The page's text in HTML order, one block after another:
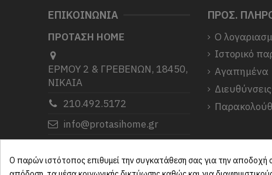
ΕΠΙΚΟΙΝΩΝΙΑ
ΠΡΟΤΑΣΗ HOME
ΕΡΜΟΥ 2 & ΓΡΕΒΕΝΩΝ, 18450,
ΝΙΚΑΙΑ
210.492.5172
info@protasihome.gr
Σας ευχαριστούμε που μας
επιλέξατε.
ΠΡΟΣ.
Ο
Ιστορικό
Αγαπημένα
Διευθύνσεις
Ο παρών ιστότοπος επιθυμεί την συγκατάθεση σας για την αποδοχή